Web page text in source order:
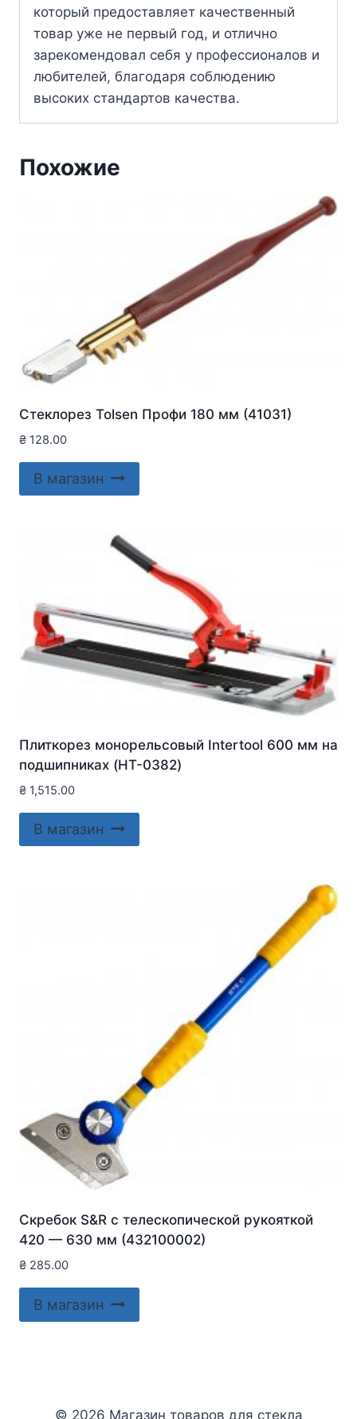
который предоставляет качественный
товар уже не первый год, и отлично
зарекомендовал себя у профессионалов и
любителей, благодаря соблюдению
высоких стандартов качества.
Похожие
Стеклорез Tolsen Профи 180 мм (41031)
₴ 128.00
В магазин
Плиткорез монорельсовый Intertool 600 мм на
подшипниках (HT-0382)
₴ 1,515.00
В магазин
Скребок S&R с телескопической рукояткой
420 — 630 мм (432100002)
₴ 285.00
В магазин
© 2026 Магазин товаров для стекла